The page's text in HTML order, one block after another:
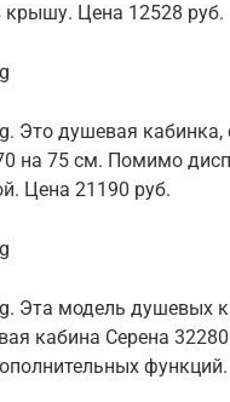
Цена 12528 руб.
Это душевая
на 75 см. Помимо
Цена 21190 руб.
Эта модель душевых
кабина Серена